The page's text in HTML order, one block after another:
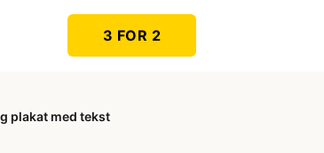
3 FOR 2
plakat med tekst